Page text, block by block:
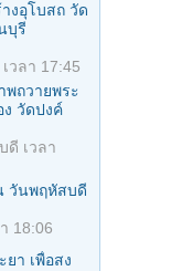
งอุโบสถ วัด
บุรี
วลา 17:45
พถวายพระ
ง วัดปงค์
ดี เวลา
วันพฤหัสบดี
18:06
า เพื่อสง